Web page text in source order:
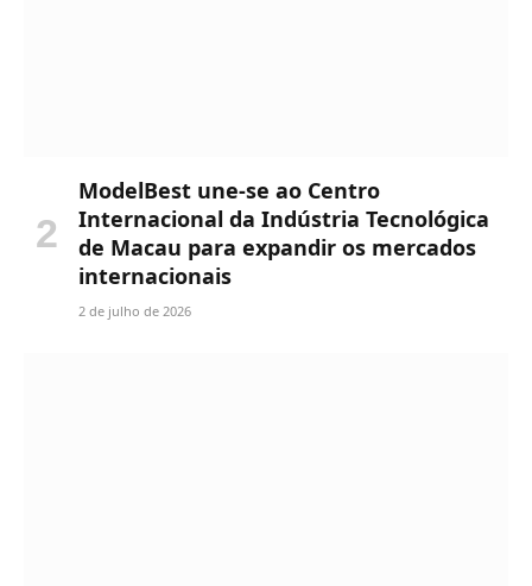
ModelBest une-se ao Centro
Internacional da Indústria Tecnológica
de Macau para expandir os mercados
internacionais
2 de julho de 2026